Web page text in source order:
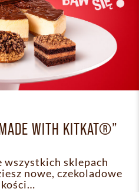
WITH KITKAT®”
wszystkich sklepach
nowe, czekoladowe